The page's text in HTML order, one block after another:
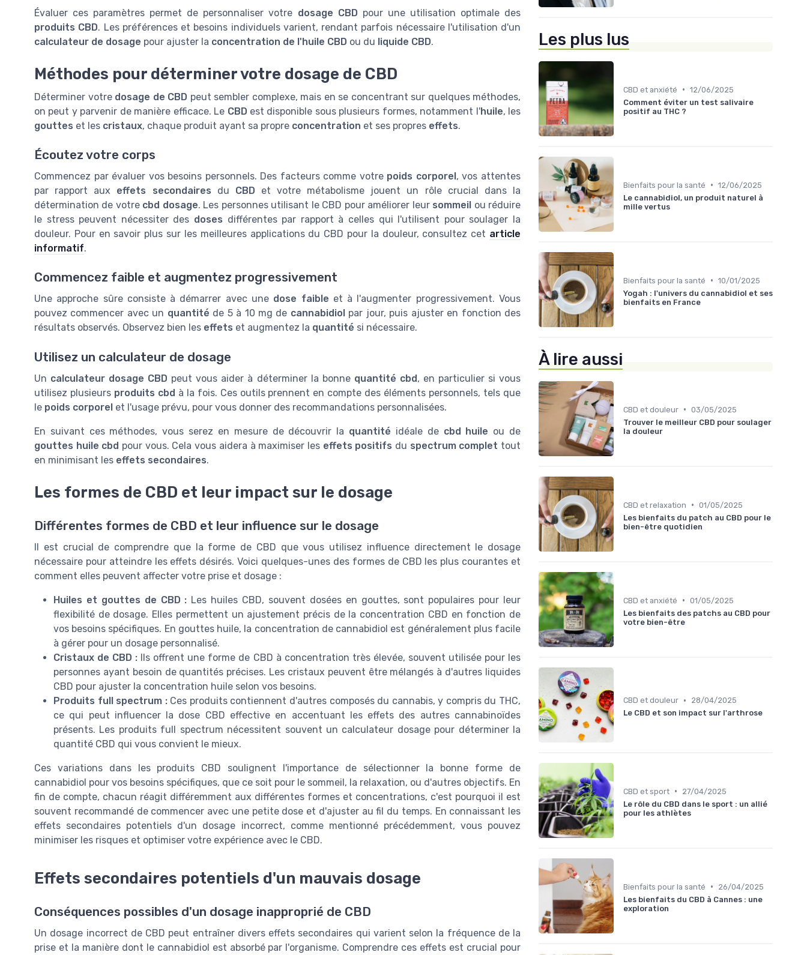
Évaluer ces paramètres permet de personnaliser votre dosage CBD pour une utilisation optimale des
produits CBD. Les préférences et besoins individuels varient, rendant parfois nécessaire l'utilisation d'un
calculateur de dosage pour ajuster la concentration de l'huile CBD ou du liquide CBD.
Méthodes pour déterminer votre dosage de CBD
Déterminer votre dosage de CBD peut sembler complexe, mais en se concentrant sur quelques méthodes,
on peut y parvenir de manière efficace. Le CBD est disponible sous plusieurs formes, notamment l'huile, les
gouttes et les cristaux, chaque produit ayant sa propre concentration et ses propres effets.
Écoutez votre corps
Commencez par évaluer vos besoins personnels. Des facteurs comme votre poids corporel, vos attentes
par rapport aux effets secondaires du CBD et votre métabolisme jouent un rôle crucial dans la
détermination de votre cbd dosage. Les personnes utilisant le CBD pour améliorer leur sommeil ou réduire
le stress peuvent nécessiter des doses différentes par rapport à celles qui l'utilisent pour soulager la
douleur. Pour en savoir plus sur les meilleures applications du CBD pour la douleur, consultez cet article
informatif.
Commencez faible et augmentez progressivement
Une approche sûre consiste à démarrer avec une dose faible et à l'augmenter progressivement. Vous
pouvez commencer avec un quantité de 5 à 10 mg de cannabidiol par jour, puis ajuster en fonction des
résultats observés. Observez bien les effets et augmentez la quantité si nécessaire.
Utilisez un calculateur de dosage
Un calculateur dosage CBD peut vous aider à déterminer la bonne quantité cbd, en particulier si vous
utilisez plusieurs produits cbd à la fois. Ces outils prennent en compte des éléments personnels, tels que
le poids corporel et l'usage prévu, pour vous donner des recommandations personnalisées.
En suivant ces méthodes, vous serez en mesure de découvrir la quantité idéale de cbd huile ou de
gouttes huile cbd pour vous. Cela vous aidera à maximiser les effets positifs du spectrum complet tout
en minimisant les effets secondaires.
Les formes de CBD et leur impact sur le dosage
Différentes formes de CBD et leur influence sur le dosage
Il est crucial de comprendre que la forme de CBD que vous utilisez influence directement le dosage
nécessaire pour atteindre les effets désirés. Voici quelques-unes des formes de CBD les plus courantes et
comment elles peuvent affecter votre prise et dosage :
Huiles et gouttes de CBD : Les huiles CBD, souvent dosées en gouttes, sont populaires pour leur
flexibilité de dosage. Elles permettent un ajustement précis de la concentration CBD en fonction de
vos besoins spécifiques. En gouttes huile, la concentration de cannabidiol est généralement plus facile
à gérer pour un dosage personnalisé.
Cristaux de CBD : Ils offrent une forme de CBD à concentration très élevée, souvent utilisée pour les
personnes ayant besoin de quantités précises. Les cristaux peuvent être mélangés à d'autres liquides
CBD pour ajuster la concentration huile selon vos besoins.
Produits full spectrum :Ces produits contiennent d'autres composés du cannabis, y compris du THC,
ce qui peut influencer la dose CBD effective en accentuant les effets des autres cannabinoïdes
présents. Les produits full spectrum nécessitent souvent un calculateur dosage pour déterminer la
quantité CBD qui vous convient le mieux.
Ces variations dans les produits CBD soulignent l'importance de sélectionner la bonne forme de
cannabidiol pour vos besoins spécifiques, que ce soit pour le sommeil, la relaxation, ou d'autres objectifs. En
fin de compte, chacun réagit différemment aux différentes formes et concentrations, c'est pourquoi il est
souvent recommandé de commencer avec une petite dose et d'ajuster au fil du temps. En connaissant les
effets secondaires potentiels d'un dosage incorrect, comme mentionné précédemment, vous pouvez
minimiser les risques et optimiser votre expérience avec le CBD.
Effets secondaires potentiels d'un mauvais dosage
Conséquences possibles d'un dosage inapproprié de CBD
Un dosage incorrect de CBD peut entraîner divers effets secondaires qui varient selon la fréquence de la
prise et la manière dont le cannabidiol est absorbé par l'organisme. Comprendre ces effets est crucial pour
Les plus lus
CBD et anxiété • 12/06/2025
Comment éviter un test salivaire
positif au THC ?
Bienfaits pour la santé • 12/06/2025
Le cannabidiol, un produit naturel à
mille vertus
Bienfaits pour la santé • 10/01/2025
Yogah : l'univers du cannabidiol et ses
bienfaits en France
À lire aussi
CBD et douleur • 03/05/2025
Trouver le meilleur CBD pour soulager
la douleur
CBD et relaxation • 01/05/2025
Les bienfaits du patch au CBD pour le
bien-être quotidien
CBD et anxiété • 01/05/2025
Les bienfaits des patchs au CBD pour
votre bien-être
CBD et douleur •
28/04/2025
Le CBD et son impact sur l'arthrose
CBD et sport •
27/04/2025
Le rôle du CBD dans le sport : un allié
pour les athlètes
Bienfaits pour la santé •
26/04/2025
Les bienfaits du CBD à Cannes : une
exploration